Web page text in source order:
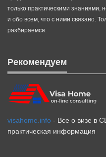
только практическими знаниями,
и обо всем, что с ними связано.
разбираемся.
Рекомендуем
visahome.info - Все о визе в
практическая информация